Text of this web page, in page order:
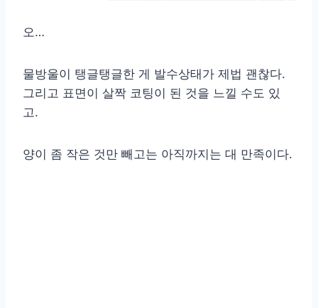
오…
물방울이 탱글탱글한 게 발수상태가 제법 괜찮다.
그리고 표면이 살짝 코팅이 된 것을 느낄 수도 있
고.
양이 좀 작은 것만 빼고는 아직까지는 대 만족이다.